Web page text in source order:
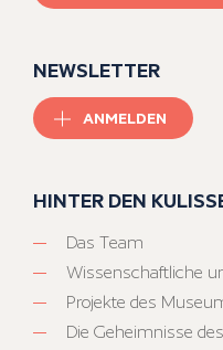
NEWSLETTER
ANMELDEN
HINTER DEN
Das Team
Wissenschaftliche
Projekte des
Die Geheimnisse